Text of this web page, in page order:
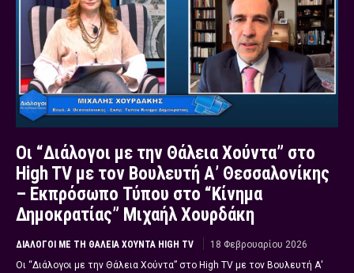
Οι “Διάλογοι με την Θάλεια Χούντα” στο
High TV με τον Βουλευτή Α’ Θεσσαλονίκης
– Εκπρόσωπο Τύπου στο “Κίνημα
Δημοκρατίας” Μιχαήλ Χουρδάκη
ΔΙΆΛΟΓΟΙ ΜΕ ΤΗ ΘΆΛΕΙΑ ΧΟΎΝΤΑ HIGH TV
18 Φεβρουαρίου 2026
Οι “Διάλογοι με την Θάλεια Χούντα” στο High TV με τον Βουλευτή Α'